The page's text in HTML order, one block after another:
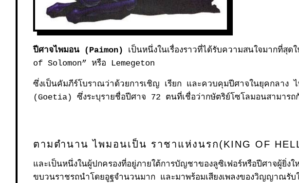
ปีศาจไพมอน (Paimon) เป็นหนึ่งในเรื่องราวที่ได้รับความสนใจมากที่สุ
of Solomon” หรือ Lemegeton
ซึ่งเป็นคัมภีร์โบราณว่าด้วยการเชิญ เรียก และควบคุมปีศาจในยุคกลาง
(Goetia) ซึ่งระบุรายชื่อปีศาจ 72 ตนที่เชื่อว่ากษัตริย์โซโลมอนสามาร
ตามตำนาน ไพมอนเป็น ราชาแห่งนรก(KING OF
และเป็นหนึ่งในผู้ปกครองที่อยู่ภายใต้การบัญชาของลูซิเฟอร์หรือปีศาจผู้ยิ่
ขบวนราชรถนำโดยอูฐจำนวนมาก และมาพร้อมเสียงเพลงของวิญญาณรั